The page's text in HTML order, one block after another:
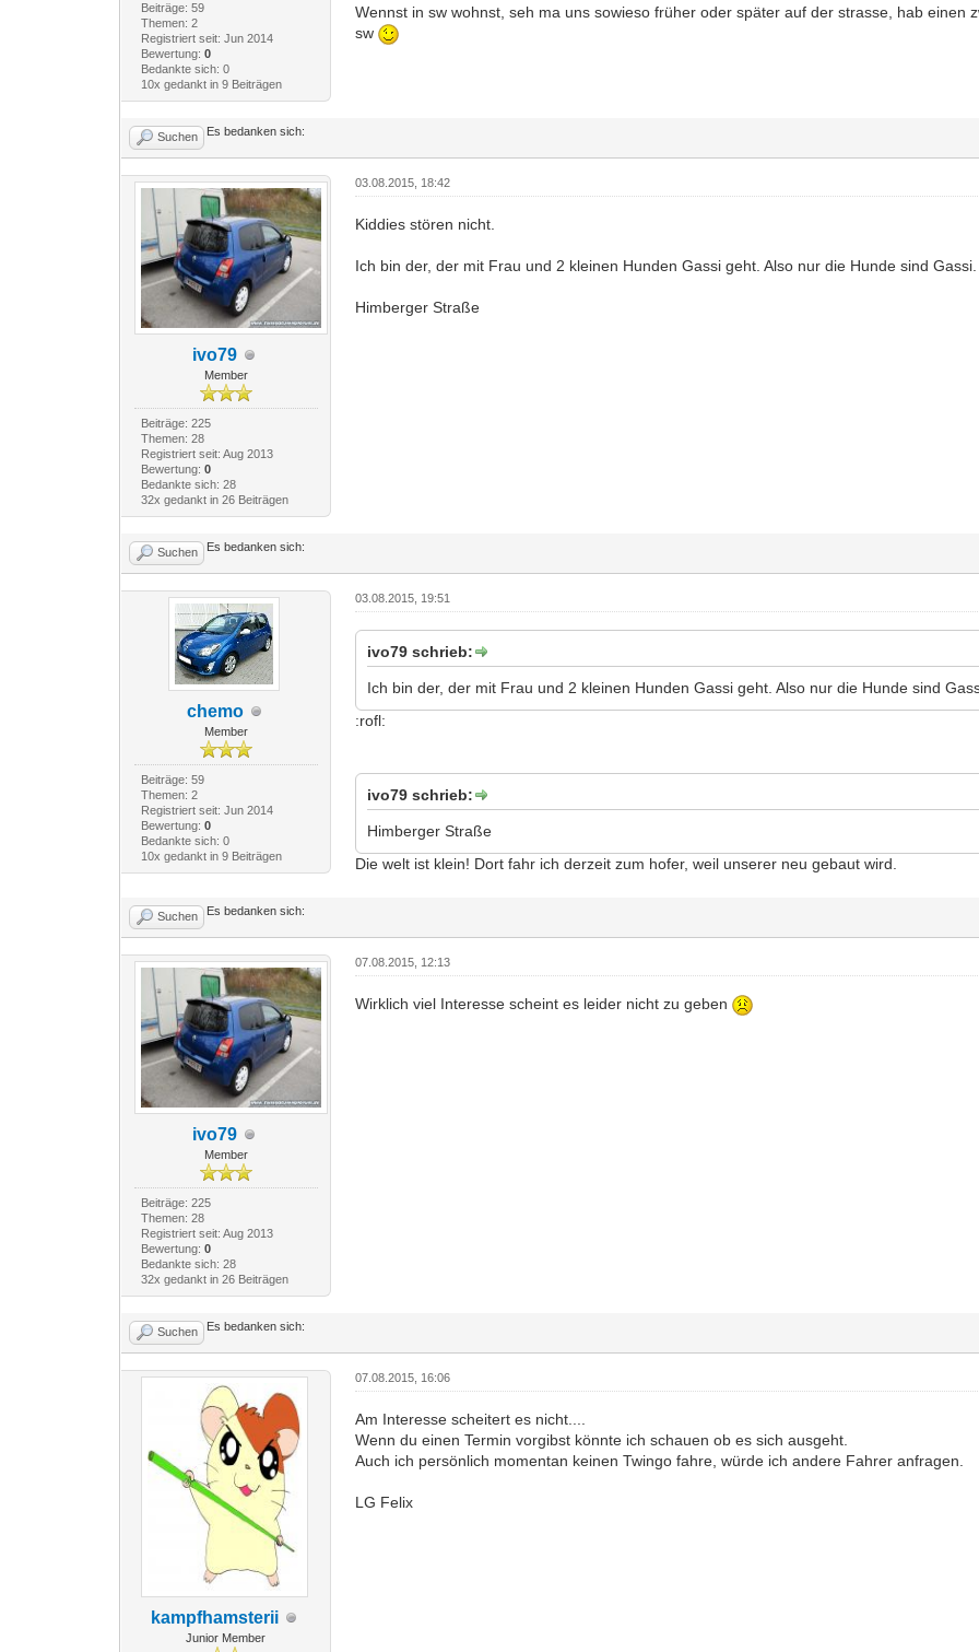
Beiträge: 59
Themen: 2
Registriert seit: Jun 2014
Bewertung: 0
Bedankte sich: 0
10x gedankt in 9 Beiträgen
Wennst in sw wohnst, seh ma uns sowieso früher oder später auf der strasse, hab einen
sw
Suchen Es bedanken sich:
ivo79
Member
Beiträge: 225
Themen: 28
Registriert seit: Aug 2013
Bewertung: 0
Bedankte sich: 28
32x gedankt in 26 Beiträgen
03.08.2015, 18:42
Kiddies stören nicht.
Ich bin der, der mit Frau und 2 kleinen Hunden Gassi geht. Also nur die Hunde sind Gassi.
Himberger Straße
Suchen Es bedanken sich:
chemo
Member
Beiträge: 59
Themen: 2
Registriert seit: Jun 2014
Bewertung: 0
Bedankte sich: 0
10x gedankt in 9 Beiträgen
03.08.2015, 19:51
ivo79 schrieb:
Ich bin der, der mit Frau und 2 kleinen Hunden Gassi geht. Also nur die Hunde sind
:rofl:
ivo79 schrieb:
Himberger Straße
Die welt ist klein! Dort fahr ich derzeit zum hofer, weil unserer neu gebaut wird.
Suchen Es bedanken sich:
ivo79
Member
Beiträge: 225
Themen: 28
Registriert seit: Aug 2013
Bewertung: 0
Bedankte sich: 28
32x gedankt in 26 Beiträgen
07.08.2015, 12:13
Wirklich viel Interesse scheint es leider nicht zu geben
Suchen Es bedanken sich:
kampfhamsterii
Junior Member
07.08.2015, 16:06
Am Interesse scheitert es nicht....
Wenn du einen Termin vorgibst könnte ich schauen ob es sich ausgeht.
Auch ich persönlich momentan keinen Twingo fahre, würde ich andere Fahrer anfragen.
LG Felix